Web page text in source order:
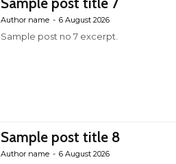
Author name - 6 August 2026
Sample post no 7 excerpt.
Sample post title 8
Author name - 6 August 2026